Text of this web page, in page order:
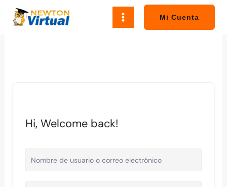
Mi Cuenta
Hi, Welcome back!